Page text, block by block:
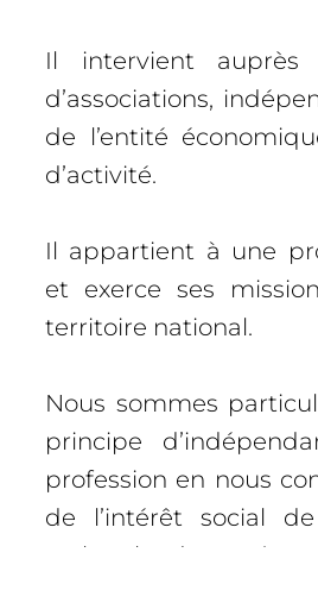
Il intervient auprès
d’associations,
de l’entité
d’activité.
Il appartient à une
et exerce ses
territoire national.
Nous sommes
principe
profession en nous
de l’intérêt social
recherche de sa